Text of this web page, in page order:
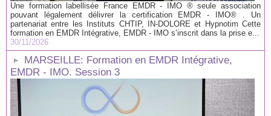
Une formation labellisée France EMDR - IMO ® seule association
pouvant légalement délivrer la certification EMDR - IMO® . Un
partenariat entre les Instituts CHTIP, IN-DOLORE et Hypnotim Cette
formation en EMDR Intégrative, EMDR - IMO s’inscrit dans la prise e...
30/11/2026
MARSEILLE: Formation en EMDR Intégrative,
EMDR - IMO. Session 3